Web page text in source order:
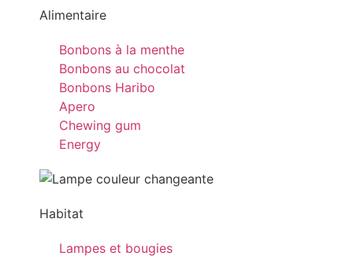
Alimentaire
Bonbons à la menthe
Bonbons au chocolat
Bonbons Haribo
Apero
Chewing gum
Energy
Habitat
Lampes et bougies